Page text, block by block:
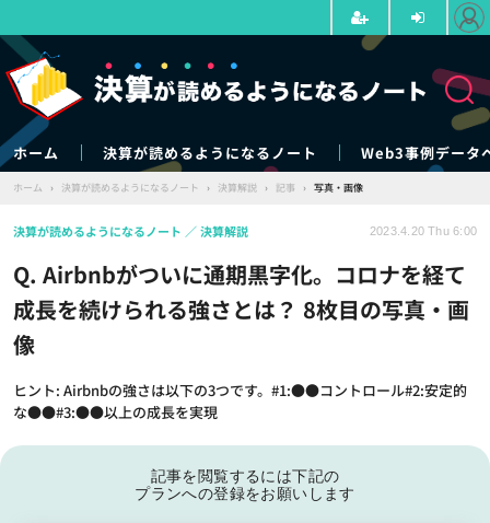
ホーム 決算が読めるようになるノート Web3事例データ
ホーム › 決算が読めるようになるノート › 決算解説 › 記事 › 写真・画像
Q. Airbnbがついに通期黒字化。コロナを経て
成長を続けられる強さとは？ 8枚目の写真・画
像
ヒント: Airbnbの強さは以下の3つです。#1:●●コントロール#2:安定的
な●●#3:●●以上の成長を実現
決算が読めるようになるノート 決算解説 2023.4.20 Thu 6:00
記事を閲覧するには下記の
プランへの登録をお願いします